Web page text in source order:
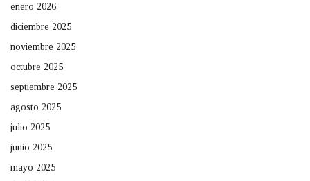
enero 2026
diciembre 2025
noviembre 2025
octubre 2025
septiembre 2025
agosto 2025
julio 2025
junio 2025
mayo 2025